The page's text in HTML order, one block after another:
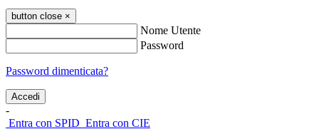
button close ×
Nome Utente
Password
Password dimenticata?
-
Entra con SPID Entra con CIE